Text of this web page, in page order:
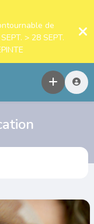
de
> 28 SEPT.